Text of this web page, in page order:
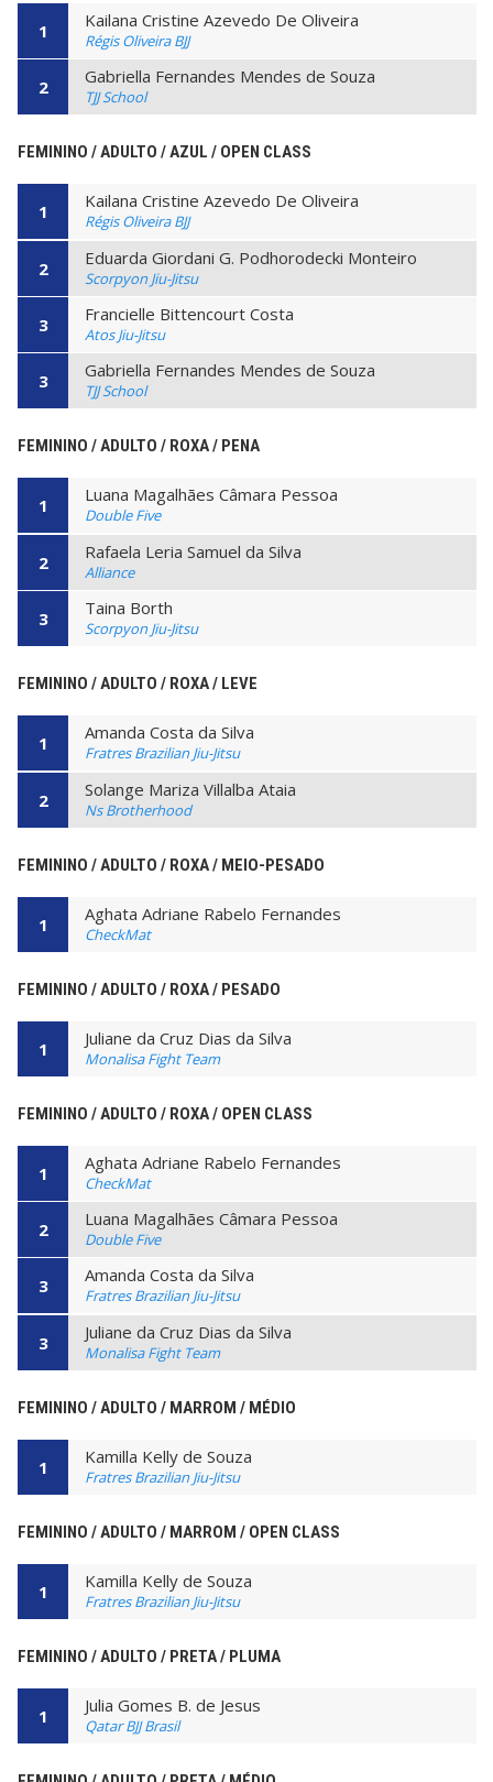
1 Kailana Cristine Azevedo De Oliveira
Régis Oliveira BJJ
2 Gabriella Fernandes Mendes de Souza
TJJ School
FEMININO / ADULTO / AZUL / OPEN CLASS
1 Kailana Cristine Azevedo De Oliveira
Régis Oliveira BJJ
2 Eduarda Giordani G. Podhorodecki Monteiro
Scorpyon Jiu-Jitsu
3 Francielle Bittencourt Costa
Atos Jiu-Jitsu
3 Gabriella Fernandes Mendes de Souza
TJJ School
FEMININO / ADULTO / ROXA / PENA
1 Luana Magalhães Câmara Pessoa
Double Five
2 Rafaela Leria Samuel da Silva
Alliance
3 Taina Borth
Scorpyon Jiu-Jitsu
FEMININO / ADULTO / ROXA / LEVE
1 Amanda Costa da Silva
Fratres Brazilian Jiu-Jitsu
2 Solange Mariza Villalba Ataia
Ns Brotherhood
FEMININO / ADULTO / ROXA / MEIO-PESADO
1 Aghata Adriane Rabelo Fernandes
CheckMat
FEMININO / ADULTO / ROXA / PESADO
1 Juliane da Cruz Dias da Silva
Monalisa Fight Team
FEMININO / ADULTO / ROXA / OPEN CLASS
1 Aghata Adriane Rabelo Fernandes
CheckMat
2 Luana Magalhães Câmara Pessoa
Double Five
3 Amanda Costa da Silva
Fratres Brazilian Jiu-Jitsu
3 Juliane da Cruz Dias da Silva
Monalisa Fight Team
FEMININO / ADULTO / MARROM / MÉDIO
1 Kamilla Kelly de Souza
Fratres Brazilian Jiu-Jitsu
FEMININO / ADULTO / MARROM / OPEN CLASS
1 Kamilla Kelly de Souza
Fratres Brazilian Jiu-Jitsu
FEMININO / ADULTO / PRETA / PLUMA
1 Julia Gomes B. de Jesus
Qatar BJJ Brasil